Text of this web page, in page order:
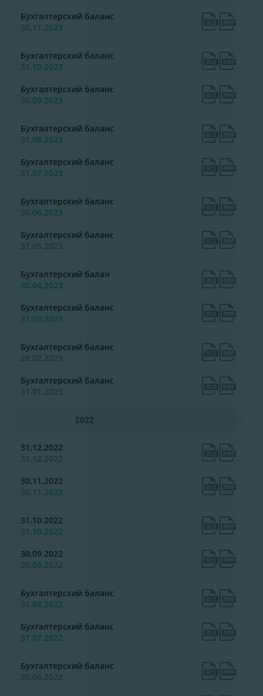
Бухгалтерский баланс
30.11.2023
Бухгалтерский баланс
31.10.2023
Бухгалтерский баланс
30.09.2023
Бухгалтерский баланс
31.08.2023
Бухгалтерский баланс
31.07.2023
Бухгалтерский баланс
30.06.2023
Бухгалтерский баланс
31.05.2023
Бухгалтерский балан
30.04.2023
Бухгалтерский баланс
31.03.2023
Бухгалтерский баланс
28.02.2023
Бухгалтерский баланс
31.01.2023
2022
31.12.2022
31.12.2022
30.11.2022
30.11.2022
31.10.2022
31.10.2022
30.09.2022
30.09.2022
Бухгалтерский баланс
31.08.2022
Бухгалтерский баланс
31.07.2022
Бухгалтерский баланс
30.06.2022